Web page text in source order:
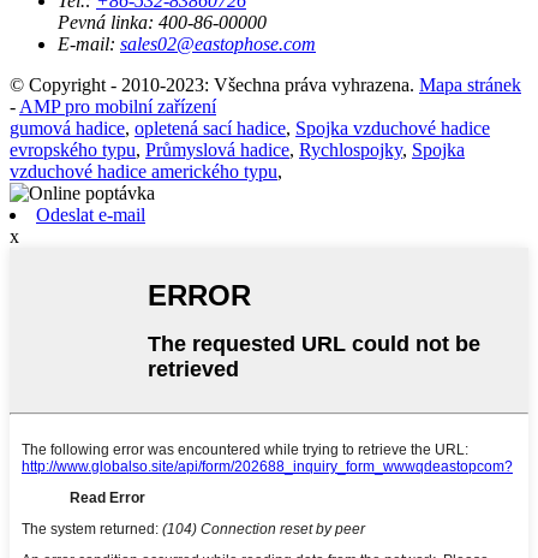
Pevná linka: 400-86-00000
E-mail: sales02@eastophose.com
© Copyright - 2010-2023: Všechna práva vyhrazena. Mapa stránek
- AMP pro mobilní zařízení
gumová hadice, opletená sací hadice, Spojka vzduchové hadice
evropského typu, Průmyslová hadice, Rychlospojky, Spojka
vzduchové hadice amerického typu,
Odeslat e-mail
x